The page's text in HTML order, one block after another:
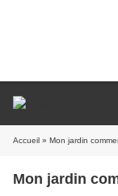
Accueil » Mon jardin
Mon jardin